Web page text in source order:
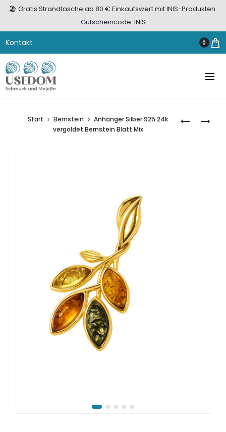
🏖️ Gratis Strandtasche ab 80 € Einkaufswert mit INIS-Produkten.
Gutscheincode: INIS
Kontakt 0
HALSKETTE
Start Bernstein
Anhänger Silber 925 24k
vergoldet Bernstein Blatt Mix